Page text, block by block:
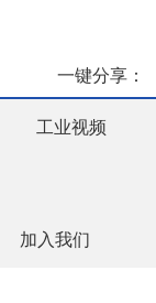
一键分享：
工业视频
加入我们